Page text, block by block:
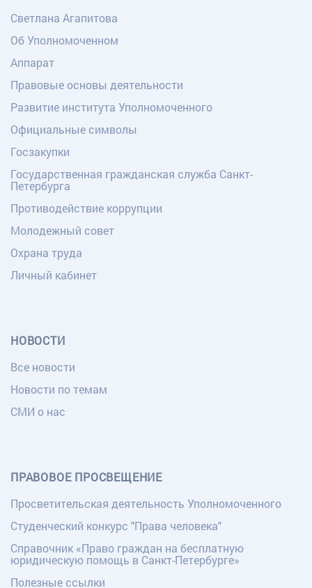
Светлана Агапитова
Об Уполномоченном
Аппарат
Правовые основы деятельности
Развитие института Уполномоченного
Официальные символы
Госзакупки
Государственная гражданская служба Санкт-
Петербурга
Противодействие коррупции
Молодежный совет
Охрана труда
Личный кабинет
НОВОСТИ
Все новости
Новости по темам
СМИ о нас
ПРАВОВОЕ ПРОСВЕЩЕНИЕ
Просветительская деятельность Уполномоченного
Студенческий конкурс "Права человека"
Справочник «Право граждан на бесплатную
юридическую помощь в Санкт-Петербурге»
Полезные ссылки